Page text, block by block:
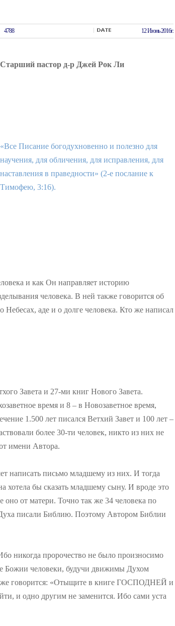
4788 12 Июнь 2016г.
Старший пастор д-р Джей Рок Ли
«Все Писание богодухновенно и полезно для
научения, для обличения, для исправления, для
наставления в праведности» (2-е послание к
Тимофею, 3:16).
и как Он направляет историю
человека. В ней также говорится об
аде и о долге человека. Кто же написал
Завета и 27-ми книг Нового Завета.
время и 8 – в Новозаветное время,
1.500 лет писался Ветхий Завет и 100 лет –
более 30-ти человек, никто из них не
имени Автора.
написать письмо младшему из них. И тогда
хотела бы сказать младшему сыну. И вроде это
от матери. Точно так же 34 человека по
писали Библию. Поэтому Автором Библии
никогда пророчество не было произносимо
Божии человеки, будучи движимы Духом
говорится: «Отыщите в книге ГОСПОДНЕЙ и
и одно другим не заменится. Ибо сами уста